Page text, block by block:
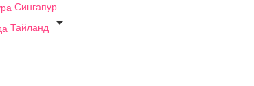
Сингапур
Тайланд
